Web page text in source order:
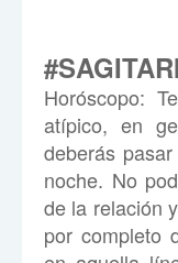
Horóscopo:
atípico, en
deberás
noche. No
de la relación
por completo